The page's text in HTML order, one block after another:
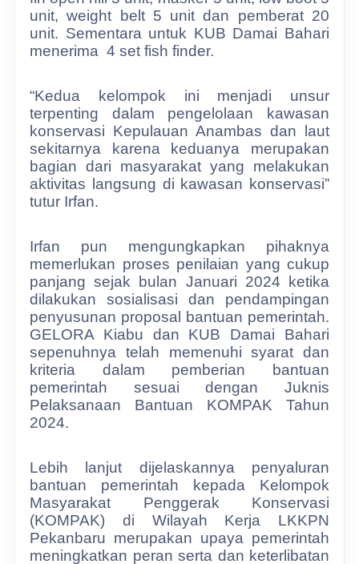
unit, weight belt 5 unit dan pemberat 20
unit. Sementara untuk KUB Damai Bahari
menerima 4 set fish finder.
“Kedua kelompok ini menjadi unsur
terpenting dalam pengelolaan kawasan
konservasi Kepulauan Anambas dan laut
sekitarnya karena keduanya merupakan
bagian dari masyarakat yang melakukan
aktivitas langsung di kawasan konservasi”
tutur Irfan.
Irfan pun mengungkapkan pihaknya
memerlukan proses penilaian yang cukup
panjang sejak bulan Januari 2024 ketika
dilakukan sosialisasi dan pendampingan
penyusunan proposal bantuan pemerintah.
GELORA Kiabu dan KUB Damai Bahari
sepenuhnya telah memenuhi syarat dan
kriteria dalam pemberian bantuan
pemerintah sesuai dengan Juknis
Pelaksanaan Bantuan KOMPAK Tahun
2024.
Lebih lanjut dijelaskannya penyaluran
bantuan pemerintah kepada Kelompok
Masyarakat Penggerak Konservasi
(KOMPAK) di Wilayah Kerja LKKPN
Pekanbaru merupakan upaya pemerintah
meningkatkan peran serta dan keterlibatan